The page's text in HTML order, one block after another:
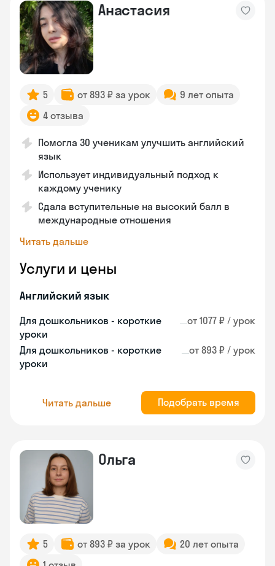
Анастасия
5 от 893 ₽ за урок
9 лет опыта
4 отзыва
Помогла 30 ученикам улучшить английский
язык
Использует индивидуальный подход к
каждому ученику
Сдала вступительные на высокий балл в
международные отношения
Читать дальше
Услуги и цены
Английский язык
Для дошкольников - короткие
уроки
от 1077 ₽ / урок
Для дошкольников - короткие
уроки
от 893 ₽ / урок
Читать дальше Подобрать время
Ольга
5 от 893 ₽ за урок
20 лет опыта